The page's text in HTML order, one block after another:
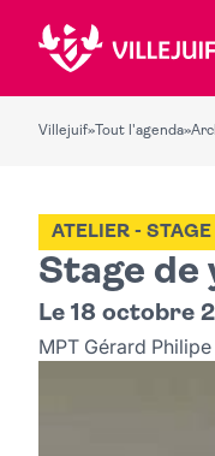
Villejuif» Tout l'agenda»
Stage de
ATELIER - STAGE
Le 18 octobre
MPT Gérard Philipe